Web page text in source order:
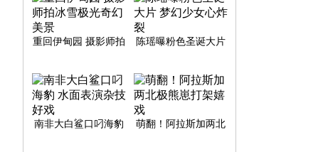
本正在进行实验室检测。
重回伊甸园 摄影师拍
陈瑶曝粉色圣诞大片
南非大白鲨口叼海豹
萌翻！阿拉斯加两北